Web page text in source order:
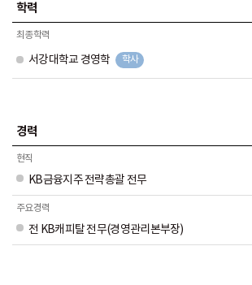
학력
최종학력
서강대학교 경영학 학사
경력
현직
KB금융지주 전략총괄 전무
주요경력
전 KB캐피탈 전무(경영관리본부장)